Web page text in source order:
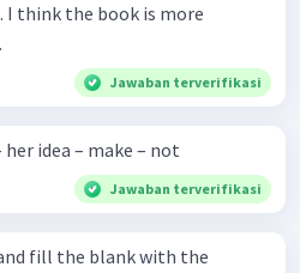
I think the book is more
Jawaban terverifikasi
her idea – make – not
Jawaban terverifikasi